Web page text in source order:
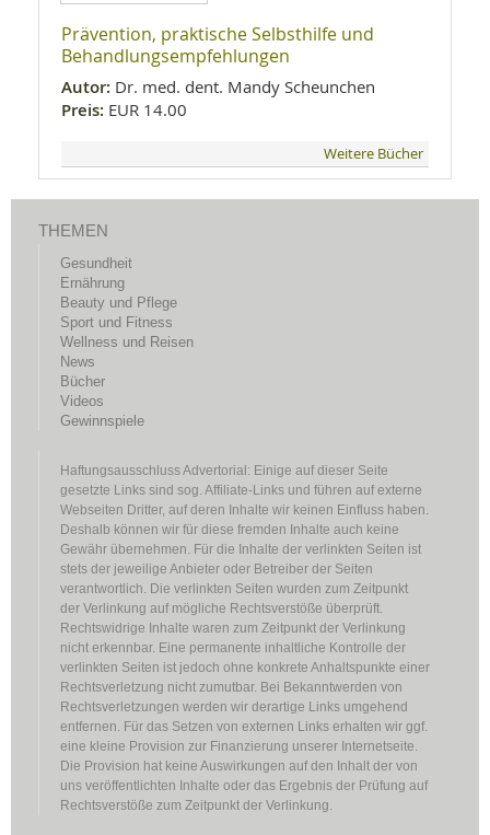
Prävention, praktische Selbsthilfe und
Behandlungsempfehlungen
Autor: Dr. med. dent. Mandy Scheunchen
Preis: EUR 14.00
Weitere Bücher
THEMEN
Gesundheit
Ernährung
Beauty und Pflege
Sport und Fitness
Wellness und Reisen
News
Bücher
Videos
Gewinnspiele
Haftungsausschluss Advertorial: Einige auf dieser Seite
gesetzte Links sind sog. Affiliate-Links und führen auf externe
Webseiten Dritter, auf deren Inhalte wir keinen Einfluss haben.
Deshalb können wir für diese fremden Inhalte auch keine
Gewähr übernehmen. Für die Inhalte der verlinkten Seiten ist
stets der jeweilige Anbieter oder Betreiber der Seiten
verantwortlich. Die verlinkten Seiten wurden zum Zeitpunkt
der Verlinkung auf mögliche Rechtsverstöße überprüft.
Rechtswidrige Inhalte waren zum Zeitpunkt der Verlinkung
nicht erkennbar. Eine permanente inhaltliche Kontrolle der
verlinkten Seiten ist jedoch ohne konkrete Anhaltspunkte einer
Rechtsverletzung nicht zumutbar. Bei Bekanntwerden von
Rechtsverletzungen werden wir derartige Links umgehend
entfernen. Für das Setzen von externen Links erhalten wir ggf.
eine kleine Provision zur Finanzierung unserer Internetseite.
Die Provision hat keine Auswirkungen auf den Inhalt der von
uns veröffentlichten Inhalte oder das Ergebnis der Prüfung auf
Rechtsverstöße zum Zeitpunkt der Verlinkung.